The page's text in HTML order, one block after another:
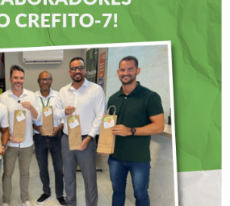
DOS PAIS É
PARA
DO
7